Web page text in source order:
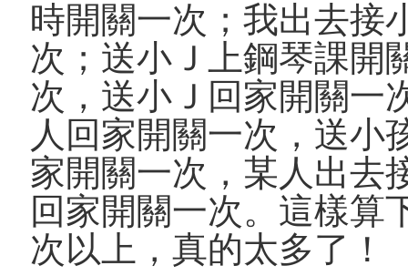
時開關一次；我出去接
次；送小Ｊ上鋼琴課開
次，送小Ｊ回家開關一
人回家開關一次，送小
家開關一次，某人出去
回家開關一次。這樣算
次以上，真的太多了！